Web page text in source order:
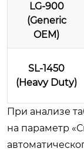
LG-900
(Generic
OEM)
SL-1450
(Heavy Duty)
При анализе
на параметр